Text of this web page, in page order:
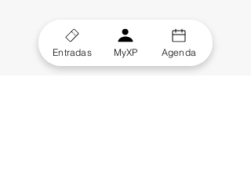
Entradas MyXP Agenda